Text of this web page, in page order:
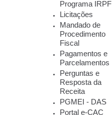
Programa IRPF
Licitações
Mandado de
Procedimento
Fiscal
Pagamentos e
Parcelamentos
Perguntas e
Resposta da
Receita
PGMEI - DAS
Portal e-CAC